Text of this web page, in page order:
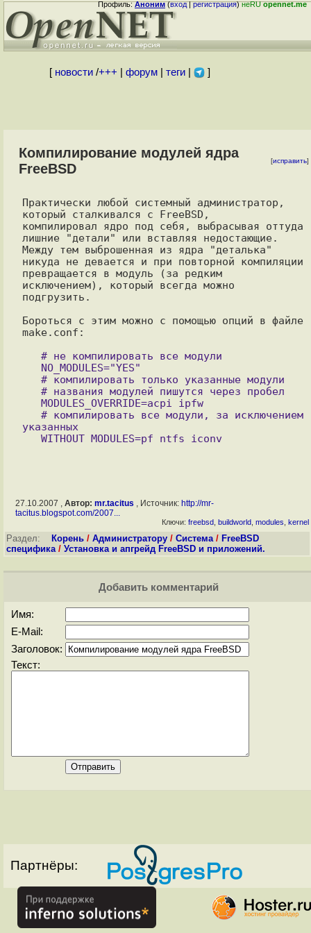
Профиль:Аноним(вход|регистрация)неRUopennet.me
[ новости/+++ форум| теги| ]
Компилирование модулей ядра
FreeBSD
[исправить]
Практически любой системный администратор,
который сталкивался с FreeBSD,
компилировал ядро под себя, выбрасывая оттуда
лишние "детали" или вставляя недостающие.
Между тем выброшенная из ядра "деталька"
никуда не девается и при повторной компиляции
превращается в модуль (за редким
исключением), который всегда можно
подгрузить.
Бороться с этим можно с помощью опций в файле
make.conf:
указанных
   WITHOUT_MODULES=pf ntfs_iconv
27.10.2007 , Автор: mr.tacitus , Источник: http://mr-
tacitus.blogspot.com/2007...
Ключи: freebsd buildworld modules kernel
Раздел: Корень / Администратору / Система/ FreeBSD
специфика/ Установка и апгрейд FreeBSD и приложений.
Добавить комментарий
Имя:
E-Mail:
Заголовок:
Текст:
Партнёры: